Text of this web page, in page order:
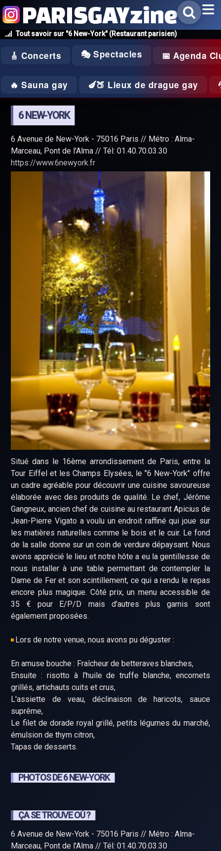
Tout savoir sur "6 New-York" (Restaurant parisien)
PARISGAYzine
🎸 Concerts 🎭 Spectacles 📅 Agenda
🔥 Sauna gay 🍆🍑 Lieux de drague gay
6 NEW-YORK
6 Avenue de New-York - 75016 Paris // Métro : Alma-
Marceau, Pont de l'Alma // Tél: 01.40.70.03.30
https://www.6newyork.fr
Situé dans le 16ème arrondissement de Paris, entre la
Tour Eiffel et les Champs Elysées, le "6 New-York" offre
un cadre agréable pour découvrir une cuisine savoureuse
élaborée avec des produits de qualité. Le chef, Jérôme
Gangneux, ancien chef de cuisine au restaurant Apicius de
Jean-Pierre Vigato a voulu un endroit raffiné qui joue sur
les matières naturelles comme le bois et le cuir. Le fond
de la salle donne sur un coin de verdure dépaysant. Nous
avons apprécié le lieu et notre hôte a eu la gentillesse de
nous installer à une table permettant de contempler la
Dame de Fer et son scintillement, ce qui a rendu le repas
encore plus magique. Côté prix, un menu accessible de
35 € pour E/P/D mais d'autres plus garnis sont
également proposées.
Lors de notre venue, nous avons pu déguster :
En amuse bouche : Fraîcheur de betteraves blanches,
Ensuite : risotto à l'huile de truffe blanche, encornets
grillés, artichauts cuits et crus,
L'assiette de veau, déclinaison de haricots, sauce
suprême,
Le filet de dorade royal grillé, petits légumes du marché,
émulsion de thym citron,
Tapas de desserts.
PHOTOS DE 6 NEW-YORK
ÇA SE TROUVE OÙ ?
6 Avenue de New-York - 75016 Paris // Métro : Alma-
Marceau, Pont de l'Alma // Tél: 01.40.70.03.30